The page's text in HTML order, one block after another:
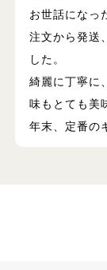
お世話になっ
注文から発送
した。
綺麗に丁寧に
味もとても美
年末、定番の